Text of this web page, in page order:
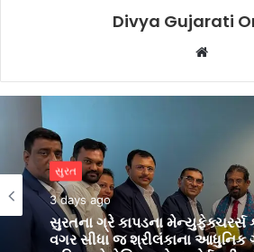
Divya Gujarati
Website
સુરત
3 days ago
સુરત
4 days ago